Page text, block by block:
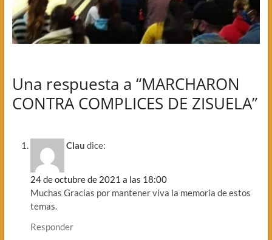
Una respuesta a “MARCHARON
CONTRA COMPLICES DE ZISUELA”
Clau dice:
24 de octubre de 2021 a las 18:00
Muchas Gracias por mantener viva la memoria de estos
temas.
Responder